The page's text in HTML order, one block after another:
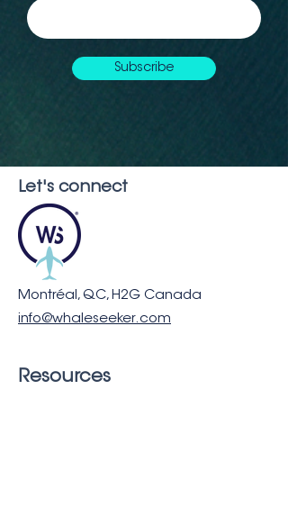
Subscribe
Let's connect
Montréal, QC, H2G Canada
info@whaleseeker.com
Resources